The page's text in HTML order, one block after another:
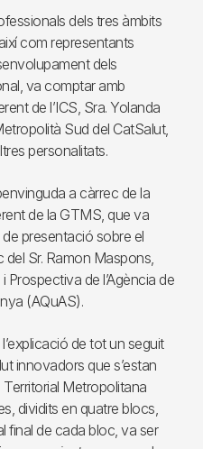
dels tres àmbits
com representants
dels
va comptar amb
de l’ICS, Sra. Yolanda
Sud del CatSalut,
personalitats.
a càrrec de la
de la GTMS, que va
presentació sobre el
Sr. Ramon Maspons,
Prospectiva de l’Agència de
(AQuAS).
de tot un seguit
innovadors que s’estan
Metropolitana
dividits en quatre blocs,
final de cada bloc, va ser